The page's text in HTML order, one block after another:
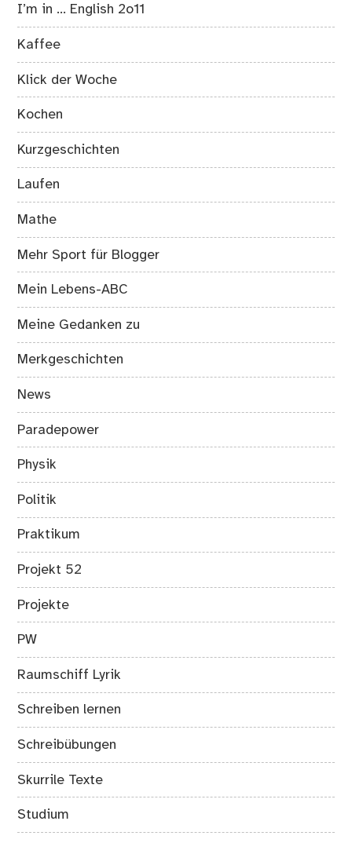
I’m in … English 2o11
Kaffee
Klick der Woche
Kochen
Kurzgeschichten
Laufen
Mathe
Mehr Sport für Blogger
Mein Lebens-ABC
Meine Gedanken zu
Merkgeschichten
News
Paradepower
Physik
Politik
Praktikum
Projekt 52
Projekte
PW
Raumschiff Lyrik
Schreiben lernen
Schreibübungen
Skurrile Texte
Studium